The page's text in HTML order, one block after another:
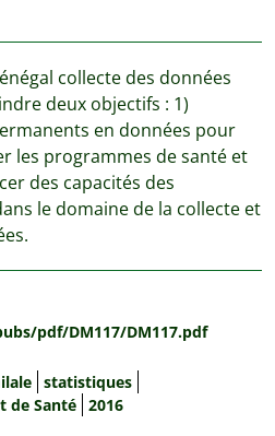
collecte des données
deux objectifs : 1)
en données pour
les programmes de santé et
des capacités des
le domaine de la collecte et
pdf/DM117/DM117.pdf
statistiques
de Santé 2016